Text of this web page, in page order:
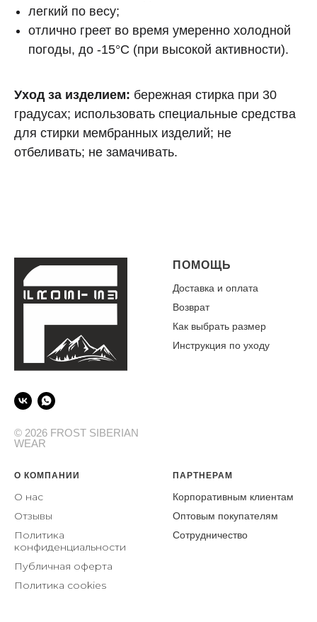
легкий по весу;
отлично греет во время умеренно холодной
погоды, до -15°C (при высокой активности).
Уход за изделием: бережная стирка при 30
градусах; использовать специальные средства
для стирки мембранных изделий; не
отбеливать; не замачивать.
© 2026 FROST SIBERIAN
WEAR
ПОМОЩЬ
Доставка и оплата
Возврат
Как выбрать размер
Инструкция по уходу
О КОМПАНИИ
О нас
Отзывы
Политика
конфиденциальности
Публичная оферта
Политика cookies
ПАРТНЕРАМ
Корпоративным клиентам
Оптовым покупателям
Сотрудничество